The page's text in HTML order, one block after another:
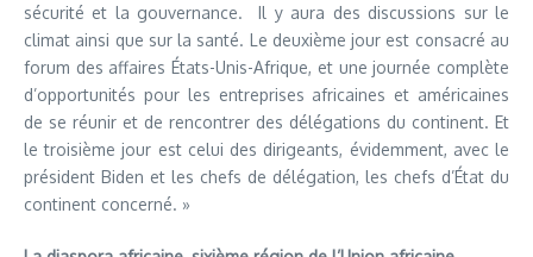
sécurité et la gouvernance. Il y aura des discussions sur le
climat ainsi que sur la santé. Le deuxième jour est consacré au
forum des affaires États-Unis-Afrique, et une journée complète
d’opportunités pour les entreprises africaines et américaines
de se réunir et de rencontrer des délégations du continent. Et
le troisième jour est celui des dirigeants, évidemment, avec le
président Biden et les chefs de délégation, les chefs d’État du
continent concerné. »